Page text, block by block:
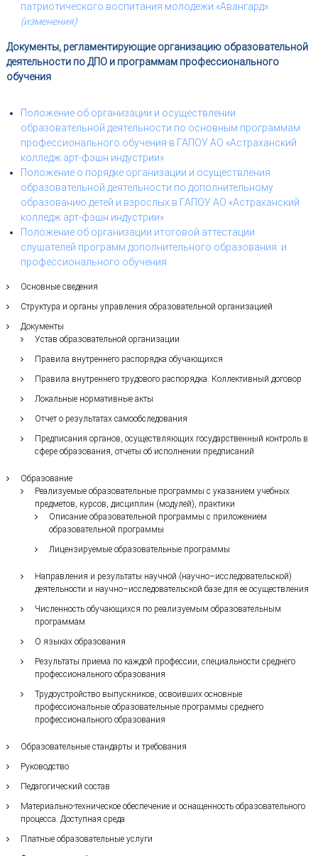
патриотического воспитания молодежи «Авангард»
(изменения)
Документы, регламентирующие организацию образовательной
деятельности по ДПО и программам профессионального
обучения
Положение об организации и осуществлении
образовательной деятельности по основным программам
профессионального обучения в ГАПОУ АО «Астраханский
колледж арт-фэшн индустрии»
Положение о порядке организации и осуществления
образовательной деятельности по дополнительному
образованию детей и взрослых в ГАПОУ АО «Астраханский
колледж арт-фэшн индустрии»
Положение об организации итоговой аттестации
слушателей программ дополнительного образования и
профессионального обучения
Основные сведения
Структура и органы управления образовательной организацией
Документы
Устав образовательной организации
Правила внутреннего распорядка обучающихся
Правила внутреннего трудового распорядка. Коллективный договор
Локальные нормативные акты
Отчет о результатах самообследования
Предписания органов, осуществляющих государственный контроль в
сфере образования, отчеты об исполнении предписаний
Образование
Реализуемые образовательные программы с указанием учебных
предметов, курсов, дисциплин (модулей), практики
Описание образовательной программы с приложением
образовательной программы
Лицензируемые образовательные программы
Направления и результаты научной (научно–исследовательской)
деятельности и научно–исследовательской базе для ее осуществления
Численность обучающихся по реализуемым образовательным
программам
О языках образования
Результаты приема по каждой профессии, специальности среднего
профессионального образования
Трудоустройство выпускников, освоивших основные
профессиональные образовательные программы среднего
профессионального образования
Образовательные стандарты и требования
Руководство
Педагогический состав
Материально-техническое обеспечение и оснащенность образовательного
процесса. Доступная среда
Платные образовательные услуги